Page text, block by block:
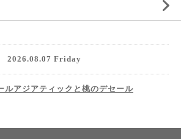
2026.08.07 Friday
ルアジアティックと桃のデセール